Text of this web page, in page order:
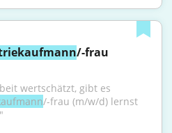
/​-frau
wertschätzt, gibt es
/-frau (m/w/d) lernst